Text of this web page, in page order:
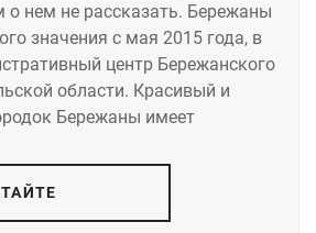
о нем не рассказать. Бережаны
значения с мая 2015 года, в
центр Бережанского
области. Красивый и
Бережаны имеет